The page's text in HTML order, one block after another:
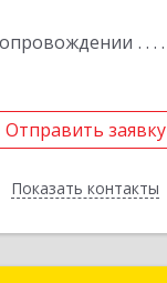
Отправить заявку
Показать контакты
Отправить заявку
Назад